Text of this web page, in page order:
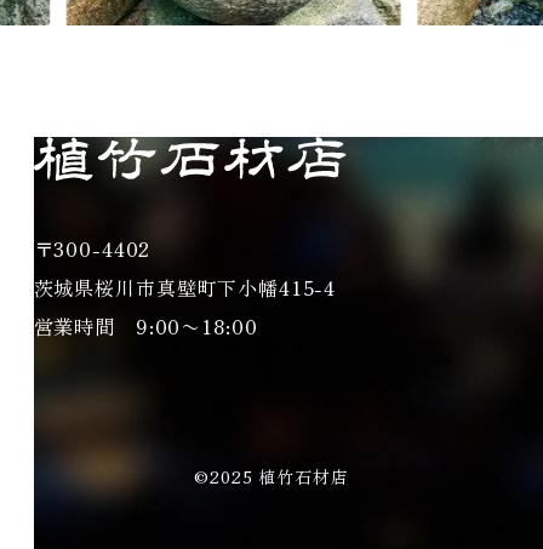
〒300-4402
茨城県桜川市真壁町下小幡415-4
営業時間 9:00〜18:00
©2025 植竹石材店